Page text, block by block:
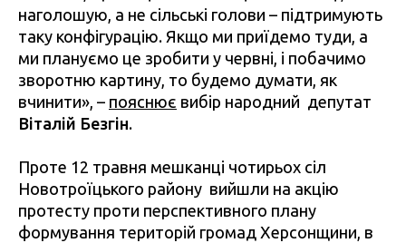
наголошую, а не сільські голови – підтримують
таку конфігурацію. Якщо ми приїдемо туди, а
ми плануємо це зробити у червні, і побачимо
зворотню картину, то будемо думати, як
вчинити», – пояснює вибір народний депутат
Віталій Безгін.
Проте 12 травня мешканці чотирьох сіл
Новотроїцького району вийшли на акцію
протесту проти перспективного плану
формування територій громад Херсонщини, в